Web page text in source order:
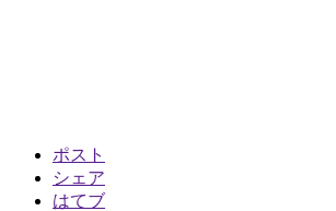
ポスト
シェア
はてブ